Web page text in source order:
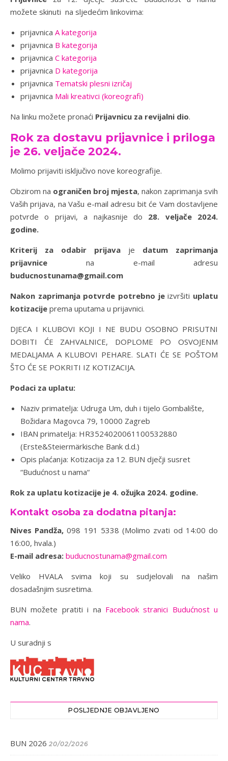
možete skinuti na sljedećim linkovima:
prijavnica A kategorija
prijavnica B kategorija
prijavnica C kategorija
prijavnica D kategorija
prijavnica Tematski plesni izričaj
prijavnica Mali kreativci (koreografi)
Na linku možete pronaći Prijavnicu za revijalni dio.
Rok za dostavu prijavnice i priloga
je 26. veljače 2024.
Molimo prijaviti isključivo nove koreografije.
Obzirom na ograničen broj mjesta, nakon zaprimanja svih
Vaših prijava, na Vašu e-mail adresu bit će Vam dostavljene
potvrde o prijavi, a najkasnije do 28. veljače 2024.
godine.
Kriterij za odabir prijava je datum zaprimanja
prijavnice na e-mail adresu
buducnostunama@gmail.com
Nakon zaprimanja potvrde potrebno jeizvršiti uplatu
kotizacije prema uputama u prijavnici.
DJECA I KLUBOVI KOJI I NE BUDU OSOBNO PRISUTNI
DOBITI ĆE ZAHVALNICE, DOPLOME PO OSVOJENM
MEDALJAMA A KLUBOVI PEHARE. SLATI ĆE SE POŠTOM
ŠTO ĆE SE POKRITI IZ KOTIZACIJA.
Podaci za uplatu:
Naziv primatelja: Udruga Um, duh i tijelo Gombalište,
Božidara Magovca 79, 10000 Zagreb
IBAN primatelja: HR3524020061100532880
(Erste&Steiermärkische Bank d.d.)
Opis plaćanja: Kotizacija za 12. BUN dječji susret
“Budućnost u nama“
Rok za uplatu kotizacije je 4. ožujka 2024. godine.
Kontakt osoba za dodatna pitanja:
Nives Pandža,098 191 5338 (Molimo zvati od 14:00 do
16:00, hvala.)
E-mail adresa: buducnostunama@gmail.com
Veliko HVALA svima koji su sudjelovali na našim
dosadašnjim susretima.
BUN možete pratiti i na Facebook stranici Budućnost u
nama.
U suradnji s
POSLJEDNJE OBJAVLJENO
BUN 2026 20/02/2026